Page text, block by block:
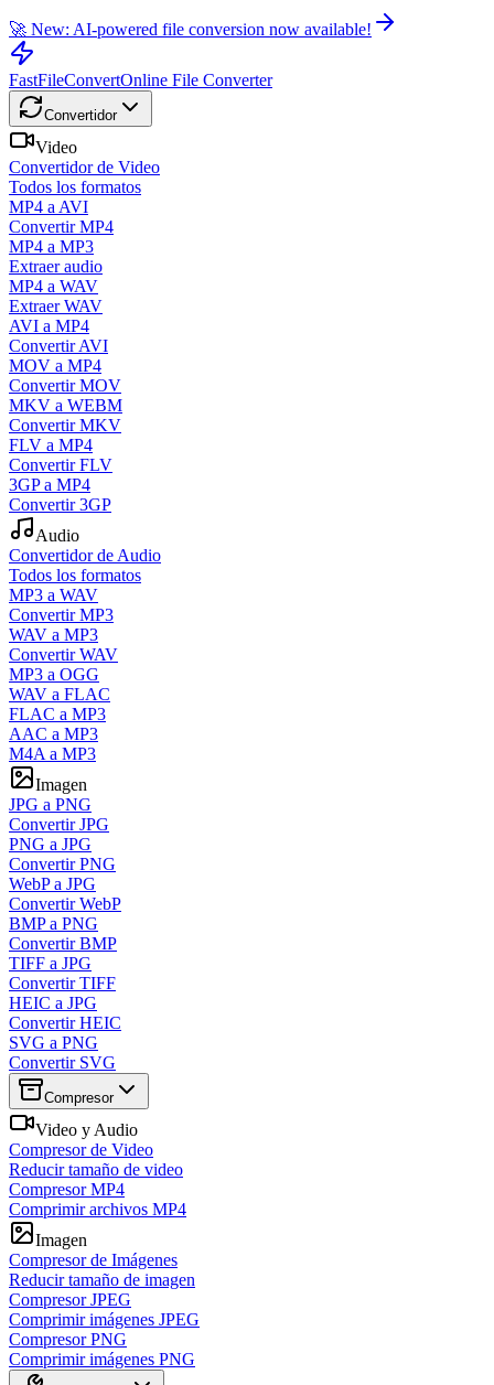
🚀 New: AI-powered file conversion now available!
FastFileConvertOnline File Converter
Convertidor
Video
Convertidor de Video
Todos los formatos
MP4 a AVI
Convertir MP4
MP4 a MP3
Extraer audio
MP4 a WAV
Extraer WAV
AVI a MP4
Convertir AVI
MOV a MP4
Convertir MOV
MKV a WEBM
Convertir MKV
FLV a MP4
Convertir FLV
3GP a MP4
Convertir 3GP
Audio
Convertidor de Audio
Todos los formatos
MP3 a WAV
Convertir MP3
WAV a MP3
Convertir WAV
MP3 a OGG
WAV a FLAC
FLAC a MP3
AAC a MP3
M4A a MP3
Imagen
JPG a PNG
Convertir JPG
PNG a JPG
Convertir PNG
WebP a JPG
Convertir WebP
BMP a PNG
Convertir BMP
TIFF a JPG
Convertir TIFF
HEIC a JPG
Convertir HEIC
SVG a PNG
Convertir SVG
Compresor
Video y Audio
Compresor de Video
Reducir tamaño de video
Compresor MP4
Comprimir archivos MP4
Imagen
Compresor de Imágenes
Reducir tamaño de imagen
Compresor JPEG
Comprimir imágenes JPEG
Compresor PNG
Comprimir imágenes PNG